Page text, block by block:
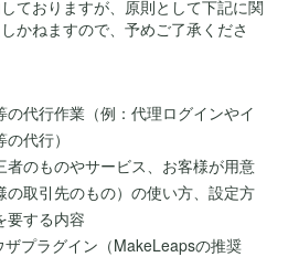
ておりますが、原則として下記に関
かねますので、予めご了承くださ
代行作業（例：代理ログインやイ
代行）
者のものやサービス、お客様が用意
の取引先のもの）の使い方、設定方
要する内容
ザプラグイン（MakeLeapsの推奨